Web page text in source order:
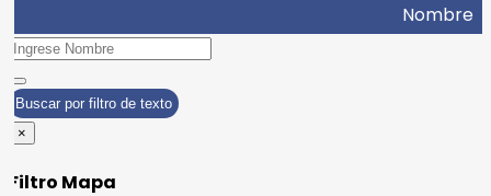
Nombre
Buscar por filtro de texto
Mapa